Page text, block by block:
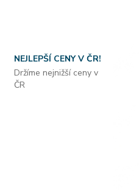
NEJLEPŠÍ CENY V ČR!
Držíme nejnižší ceny v
ČR